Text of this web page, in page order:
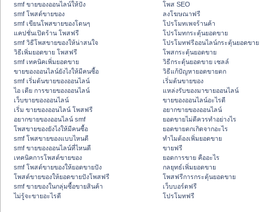
smf ขายของออนไลน์ให้ปัง
smf โพสต์ขายของ
smf เขียนโพสขายของโดนๆ
แคปชั่นเปิดร้าน โพสฟรี
smf วิธีโพสขายของให้น่าสนใจ
วิธีเพิ่มยอดขาย โพสฟรี
smf เทคนิคเพิ่มยอดขาย
ขายของออนไลน์ยังไงให้มีคนซื้อ
smf เริ่มต้นขายของออนไลน์
ไอ เดีย การขายของออนไลน์
เว็บขายของออนไลน์
เริ่ม ขายของออนไลน์ โพสฟรี
อยากขายของออนไลน์ smf
โพสขายของยังไงให้มีคนซื้อ
smf โพสขายของแบบไหนดี
smf ขายของออนไลน์ที่ไหนดี
เทคนิคการโพสต์ขายของ
smf โพสต์ขายของให้ยอดขายปัง
โพสต์ขายของให้ยอดขายปังโพสฟรี
smf ขายของในกลุ่มซื้อขายสินค้า
ไม่รู้จะขายอะไรดี
โพส SEO
ลงโฆษณาฟรี
โปรโมทเพจร้านค้า
โปรโมทกระตุ้นยอดขาย
โปรโมทฟรีออนไลน์กระตุ้นยอดขาย
โพสกระตุ้นยอดขาย
วิธีกระตุ้นยอดขาย เซลล์
วิธีแก้ปัญหายอดขายตก
เริ่มต้นขายของ
แหล่งรับของมาขายออนไลน์
ขายของออนไลน์อะไรดี
อยากขายของออนไลน์
ยอดขายไม่ดีควรทำอย่างไร
ยอดขายตกเกิดจากอะไร
ทำไมต้องเพิ่มยอดขาย
ขายฟรี
ยอดการขาย คืออะไร
กลยุทธ์เพิ่มยอดขาย
โพสฟรีการกระตุ้นยอดขาย
เว็บบอร์ดฟรี
โปรโมทฟรี